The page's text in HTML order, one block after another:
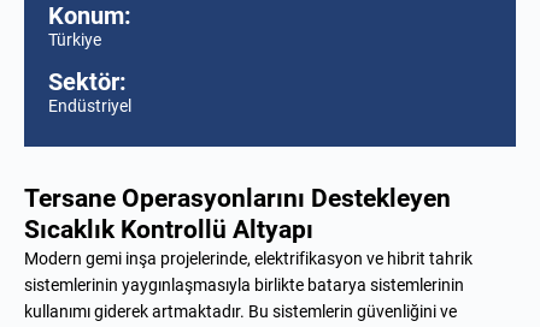
Konum:
Türkiye
Sektör:
Endüstriyel
Tersane Operasyonlarını Destekleyen
Sıcaklık Kontrollü Altyapı
Modern gemi inşa projelerinde, elektrifikasyon ve hibrit tahrik
sistemlerinin yaygınlaşmasıyla birlikte batarya sistemlerinin
kullanımı giderek artmaktadır. Bu sistemlerin güvenliğini ve